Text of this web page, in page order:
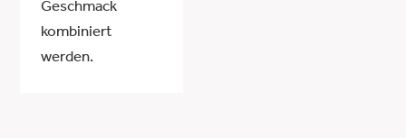
Geschmack
kombiniert
werden.